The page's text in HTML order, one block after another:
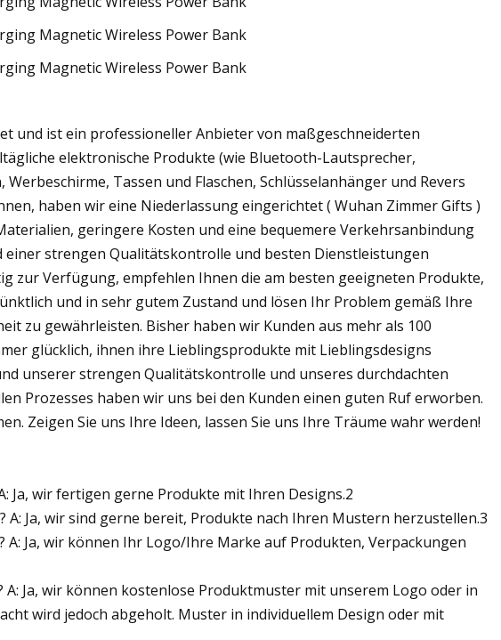
und ist ein professioneller Anbieter von maßgeschneiderten
elektronische Produkte (wie Bluetooth-Lautsprecher,
Tassen und Flaschen, Schlüsselanhänger und Revers
haben wir eine Niederlassung eingerichtet ( Wuhan Zimmer Gifts )
geringere Kosten und eine bequemere Verkehrsanbindung
strengen Qualitätskontrolle und besten Dienstleistungen
zur Verfügung, empfehlen Ihnen die am besten geeigneten Produkte,
und in sehr gutem Zustand und lösen Ihr Problem gemäß Ihre
zu gewährleisten. Bisher haben wir Kunden aus mehr als 100
glücklich, ihnen ihre Lieblingsprodukte mit Lieblingsdesigns
unserer strengen Qualitätskontrolle und unseres durchdachten
Prozesses haben wir uns bei den Kunden einen guten Ruf erworben.
Zeigen Sie uns Ihre Ideen, lassen Sie uns Ihre Träume wahr werden!
Ja, wir fertigen gerne Produkte mit Ihren Designs.2
A: Ja, wir sind gerne bereit, Produkte nach Ihren Mustern herzustellen.3
A: Ja, wir können Ihr Logo/Ihre Marke auf Produkten, Verpackungen
A: Ja, wir können kostenlose Produktmuster mit unserem Logo oder in
wird jedoch abgeholt. Muster in individuellem Design oder mit